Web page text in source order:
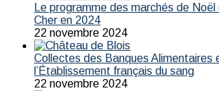
Le programme des marchés de
Cher en 2024
22 novembre 2024
Collectes des Banques Alimentaires
l’Établissement français du sang
22 novembre 2024